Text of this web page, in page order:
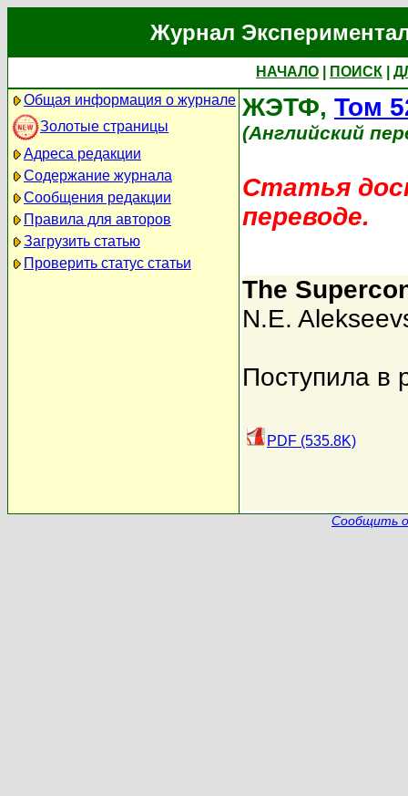
Журнал
НАЧАЛО ПОИСК
Общая информация о журнале
Золотые страницы
Адреса редакции
Содержание журнала
Сообщения редакции
Правила для авторов
Загрузить статью
Проверить статус статьи
ЖЭТФ, Том
(Английский
Статья
переводе.
The
N.E.
Поступила в
PDF (535.8K)
Сообщить о